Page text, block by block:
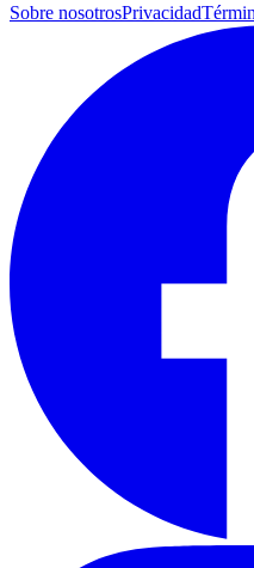
Sobre nosotrosPrivacidad